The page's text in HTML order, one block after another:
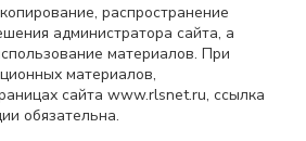
распространение
администратора сайта, а
материалов. При
материалов,
сайта www.rlsnet.ru, ссылка
обязательна.